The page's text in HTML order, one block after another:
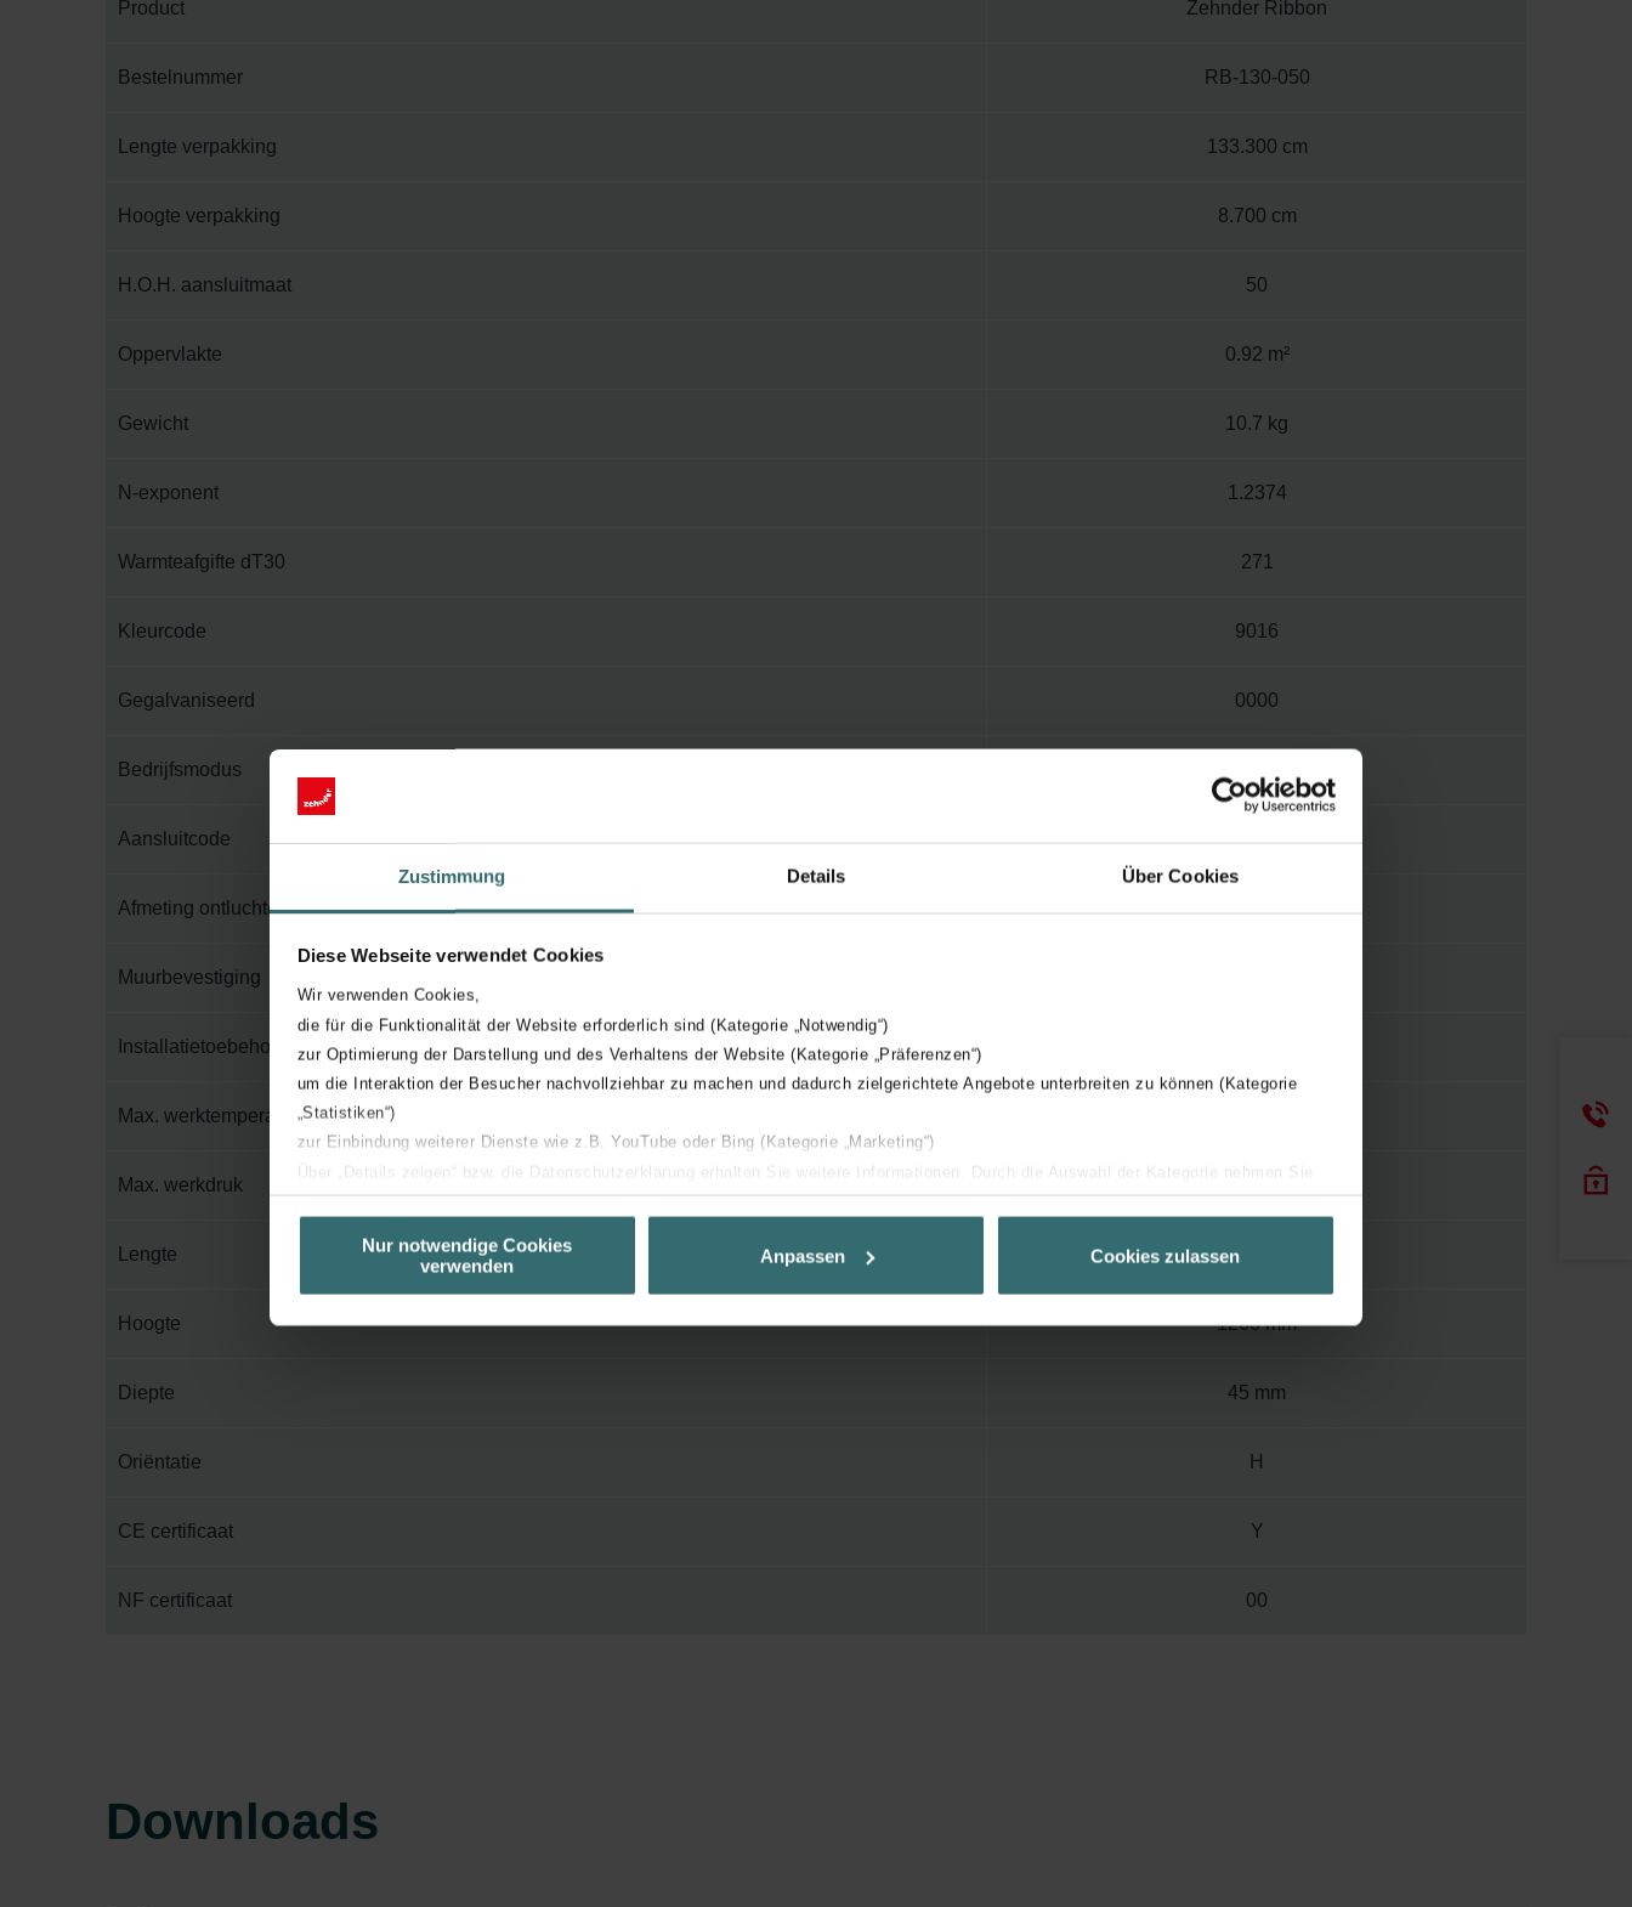
Zustimmung Details Über Cookies
Diese Webseite verwendet Cookies
Wir verwenden Cookies,
die für die Funktionalität der Website erforderlich sind (Kategorie „Notwendig“)
zur Optimierung der Darstellung und des Verhaltens der Website (Kategorie „Präferenzen“)
um die Interaktion der Besucher nachvollziehbar zu machen und dadurch zielgerichtete Angebote unterbreiten zu können (Kategorie
„Statistiken“)
zur Einbindung weiterer Dienste wie z.B. YouTube oder Bing (Kategorie „Marketing“)
Über „Details zeigen“ bzw. die Datenschutzerklärung erhalten Sie weitere Informationen. Durch die Auswahl der Kategorie nehmen Sie
unserer Website verwenden, um Ihnen die bestmögliche Nutzererfahrung zu ermöglichen und Ihnen maßgeschneiderte Informationen
basierend auf Ihren Interessen zur Verfügung zu stellen. Alle Einwilligungen können Sie selbstverständlich über einen Link in der
Datenschutzerklärung widerrufen.
Nur notwendige Cookies
verwenden
Anpassen Cookies zulassen
Product Zehnder Ribbon
Bestelnummer RB-130-050
Lengte verpakking 133.300 cm
Hoogte verpakking 8.700 cm
H.O.H. aansluitmaat 50
Oppervlakte 0.92 m²
Gewicht 10.7 kg
N-exponent 1.2374
Warmteafgifte dT30 271
Kleurcode 9016
Gegalvaniseerd 0000
Bedrijfsmodus
Aansluitcode S012
Afmeting ontluchter 1/2"
Muurbevestiging
Installatietoebehoren in verpakking
Max. werktemperatuur
Max. werkdruk
Lengte 500 mm
Hoogte 1266 mm
Diepte 45 mm
Oriëntatie H
CE certificaat Y
NF certificaat 00
Downloads